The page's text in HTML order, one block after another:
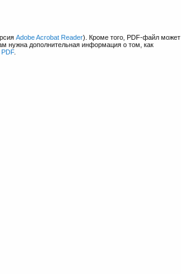
Adobe Acrobat Reader). Кроме того, PDF-файл может
нужна дополнительная информация о том, как
.